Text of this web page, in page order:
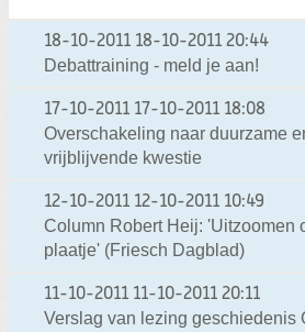
18-10-2011 18-10-2011 20:44
Debattraining - meld je aan!
17-10-2011 17-10-2011 18:08
Overschakeling naar duurzame
vrijblijvende kwestie
12-10-2011 12-10-2011 10:49
Column Robert Heij: 'Uitzoomen
plaatje' (Friesch Dagblad)
11-10-2011 11-10-2011 20:11
Verslag van lezing geschiedenis